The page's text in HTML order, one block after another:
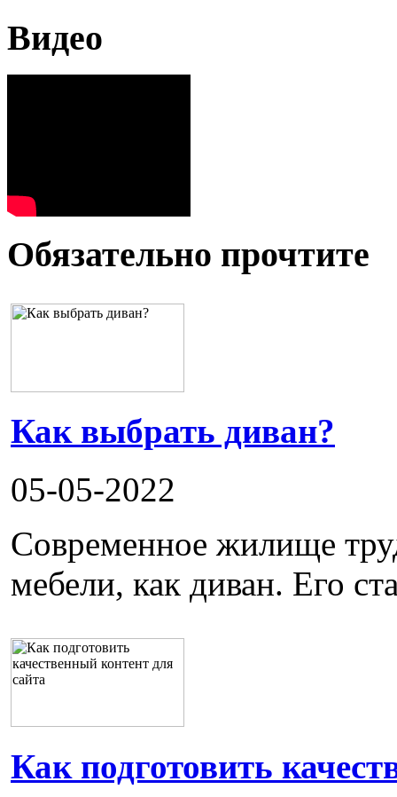
Видео
Обязательно прочтите
Как выбрать диван?
05-05-2022
Современное жилище
мебели, как диван. Его
Как подготовить